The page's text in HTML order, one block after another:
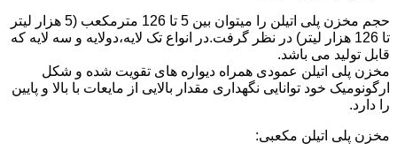
حجم مخزن پلی اتیلن را میتوان بین 5 تا 126 مترمکعب (5 هزار لیتر
تا 126 هزار لیتر) در نظر گرفت.در انواع تک لایه،دولایه و سه لایه که
قابل تولید می باشد.
مخزن پلی اتیلن عمودی همراه دیواره های تقویت شده و شکل
ارگونومیک خود توانایی نگهداری مقدار بالایی از مایعات با بالا و پایین
را دارد.
مخزن پلی اتیلن مکعبی: